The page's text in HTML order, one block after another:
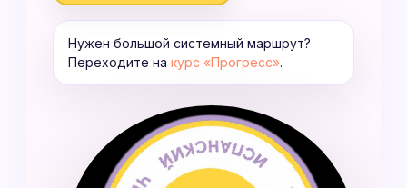
Нужен большой системный маршрут?
Переходите накурс «Прогресс».